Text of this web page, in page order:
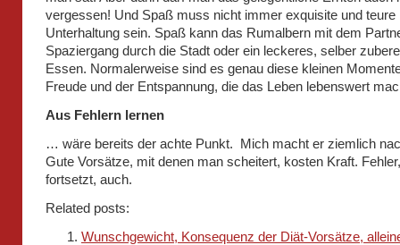
vergessen! Und Spaß muss nicht immer exquisite und teure
Unterhaltung sein. Spaß kann das Rumalbern mit dem
Spaziergang durch die Stadt oder ein leckeres, selber
Essen. Normalerweise sind es genau diese kleinen
Freude und der Entspannung, die das Leben lebenswert
Aus Fehlern lernen
… wäre bereits der achte Punkt. Mich macht er ziemlich
Gute Vorsätze, mit denen man scheitert, kosten Kraft.
fortsetzt, auch.
Related posts:
Wunschgewicht, Konsequenz der Diät-Vorsätze,